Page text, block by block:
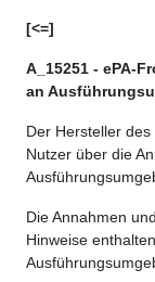
[<=]
A_15251 - ePA-
an
Der Hersteller
Nutzer über die
Die Annahmen
Hinweise